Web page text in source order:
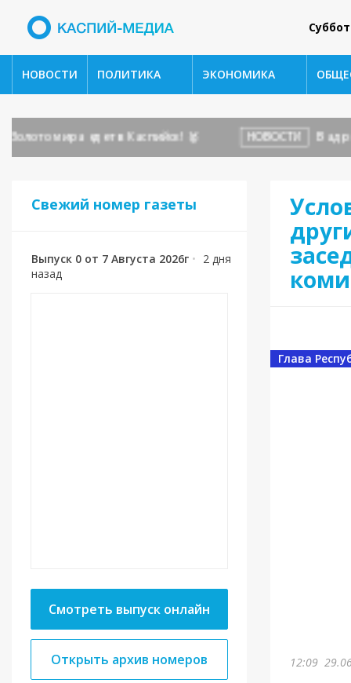
НОВОСТИ ПОЛИТИКА ЭКОНОМИКА
мира едет в Каспийск! 🥇 НОВОСТИ В адрес
Свежий номер газеты
Выпуск 0 от 7 Августа 2026г • 2 дня
назад
Смотреть выпуск онлайн
Открыть архив номеров
Глава
12:09